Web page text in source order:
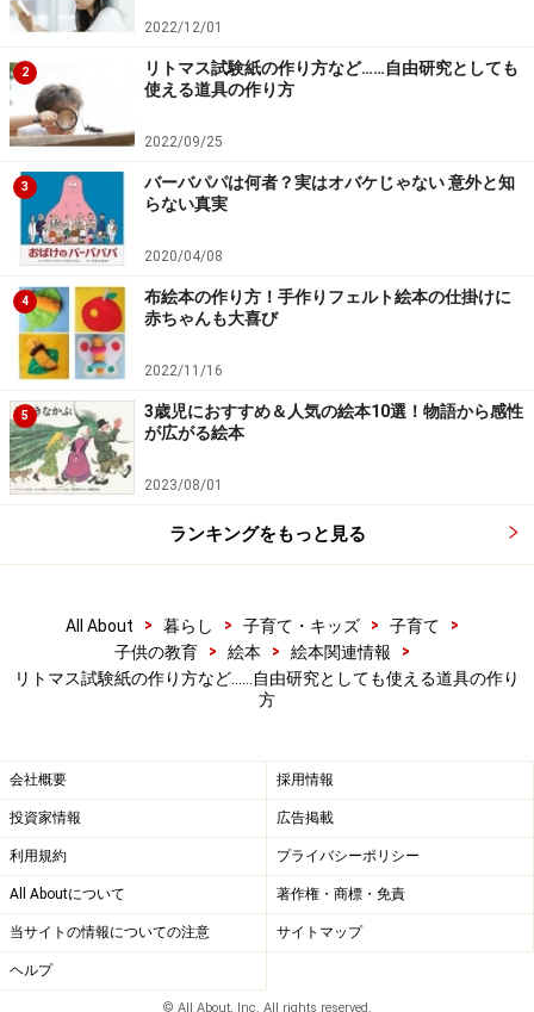
４．左は、「酢」に浸して赤く反応した酸性を示す試験
紙。右は、「せっけん水」に浸して青く反応したアルカ
リ性を示す試験紙。
他に、酸性度アルカリ性度を調べたい液体をいろいろ用
意してみましょう。自作の試験紙なら、たくさん使って
もへっちゃらです。もっといろんな実験をしたい人は、
おもしろ科学実験のサイトに行ってみましょう。さまざ
まなジャンルから興味深い実験が見つかります。
超簡単ペットボトル集音器の作り方！
集音器は、身の回りの小さな音を拾い集めてくれる道
具。聞き取りたい方向に向けて耳を澄ませば、鳥のさえ
ずりや虫の声などを拾うことができます。パラボナアン
テナ型集音器のほとんどは、マイクロフォンを使って録
の空き容器を利用して作ってみましょう。
用意するものは、空きペットボトルとラップ。ペットボ
１．最初に、ペットボトルの底を切ります。指を切らな
いように気をつけてね。
2022/12/01
2
リトマス試験紙の作り方など……自由研究としても
使える道具の作り方
2022/09/25
3
バーバパパは何者？実はオバケじゃない 意外と知
らない真実
2020/04/08
4
布絵本の作り方！手作りフェルト絵本の仕掛けに
赤ちゃんも大喜び
2022/11/16
5
3歳児におすすめ＆人気の絵本10選！物語から感性
が広がる絵本
2023/08/01
ランキングをもっと見る
All About > 暮らし > 子育て・キッズ > 子育て
>
子供の教育
> 絵本 > 絵本関連情報
>
リトマス試験紙の作り方など……自由研究としても使える道具の作り
方
会社概要 採用情報
投資家情報 広告掲載
利用規約 プライバシーポリシー
All Aboutについて 著作権・商標・免責
当サイトの情報についての注意 サイトマップ
ヘルプ
© All About, Inc. All rights reserved.